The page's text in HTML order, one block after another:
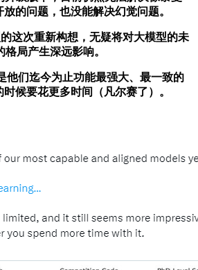
的问题，也没能解决幻觉问题。
次重新构想，无疑将对大模型的未
局产生深远影响。
们迄今为止功能最强大、最一致的
候要花更多时间（凡尔赛了）。